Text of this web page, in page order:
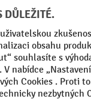
2 Varianty
Etážový vozík fetra®